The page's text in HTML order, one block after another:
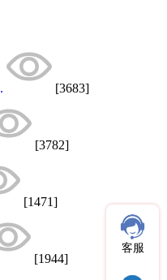
[3683]
[3782]
[1471]
[1944]
客服